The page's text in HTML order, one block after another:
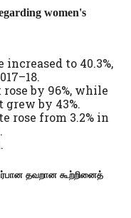
women's
increased to 40.3%,
by 96%, while
by 43%.
rose from 3.2% in
தவறான கூற்றினைத்